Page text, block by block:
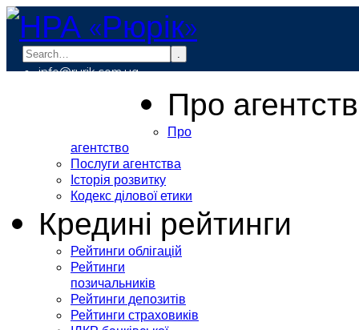
.
info@rurik.com.ua
Про
Про
агентство
Послуги агентства
Історія розвитку
Кодекс ділової етики
Кредині рейтинги
Рейтинги облігацій
Рейтинги
позичальників
Рейтинги депозитів
Рейтинги страховиків